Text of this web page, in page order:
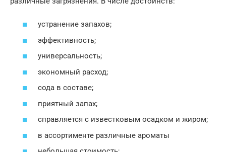
устранение запахов;
эффективность;
универсальность;
экономный расход;
сода в составе;
приятный запах;
справляется с известковым осадком и жиром;
в ассортименте различные ароматы